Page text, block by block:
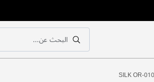
بحث
البحث عن...
بحث
SILK OR-